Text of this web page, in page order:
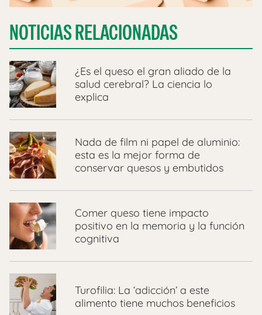
NOTICIAS RELACIONADAS
¿Es el queso el gran aliado de la
salud cerebral? La ciencia lo
explica
Nada de film ni papel de aluminio:
esta es la mejor forma de
conservar quesos y embutidos
Comer queso tiene impacto
positivo en la memoria y la función
cognitiva
Turofilia: La ‘adicción’ a este
alimento tiene muchos beneficios